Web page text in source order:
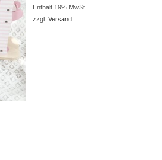
Enthält 19% MwSt.
zzgl.Versand